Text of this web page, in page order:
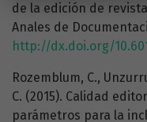
de la edición de
Anales de
http://dx.doi.org/
Rozemblum, C.,
C. (2015). Calidad
parámetros para la